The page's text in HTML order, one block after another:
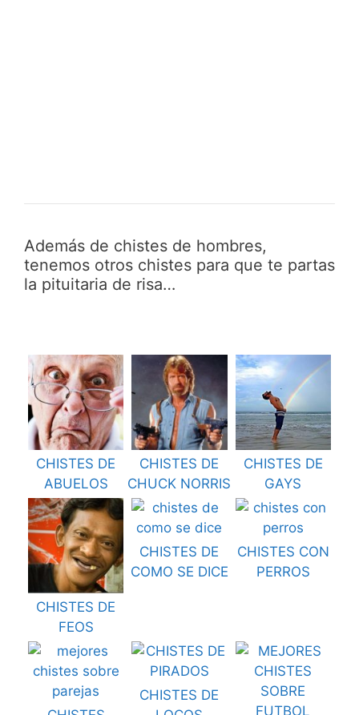
Además de chistes de hombres,
tenemos otros chistes para que te partas
la pituitaria de risa…
CHISTES DE
ABUELOS
CHISTES DE
CHUCK NORRIS
CHISTES DE
GAYS
CHISTES DE
FEOS
CHISTES DE
COMO SE DICE
CHISTES CON
PERROS
CHISTES DE